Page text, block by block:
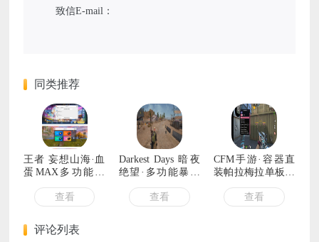
致信E-mail：
同类推荐
王者 妄想山海·血
蛋MAX多功能一
体脚本 v11.20
查看
Darkest Days 暗夜
绝望·多功能暴力
作弊辅助
查看
CFM手游·容器直
装帕拉梅拉单板绘
制破解版 v1.31
查看
评论列表